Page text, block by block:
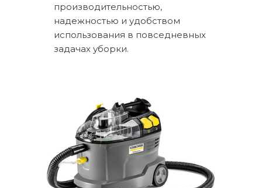
производительностью,
надежностью и удобством
использования в повседневных
задачах уборки.